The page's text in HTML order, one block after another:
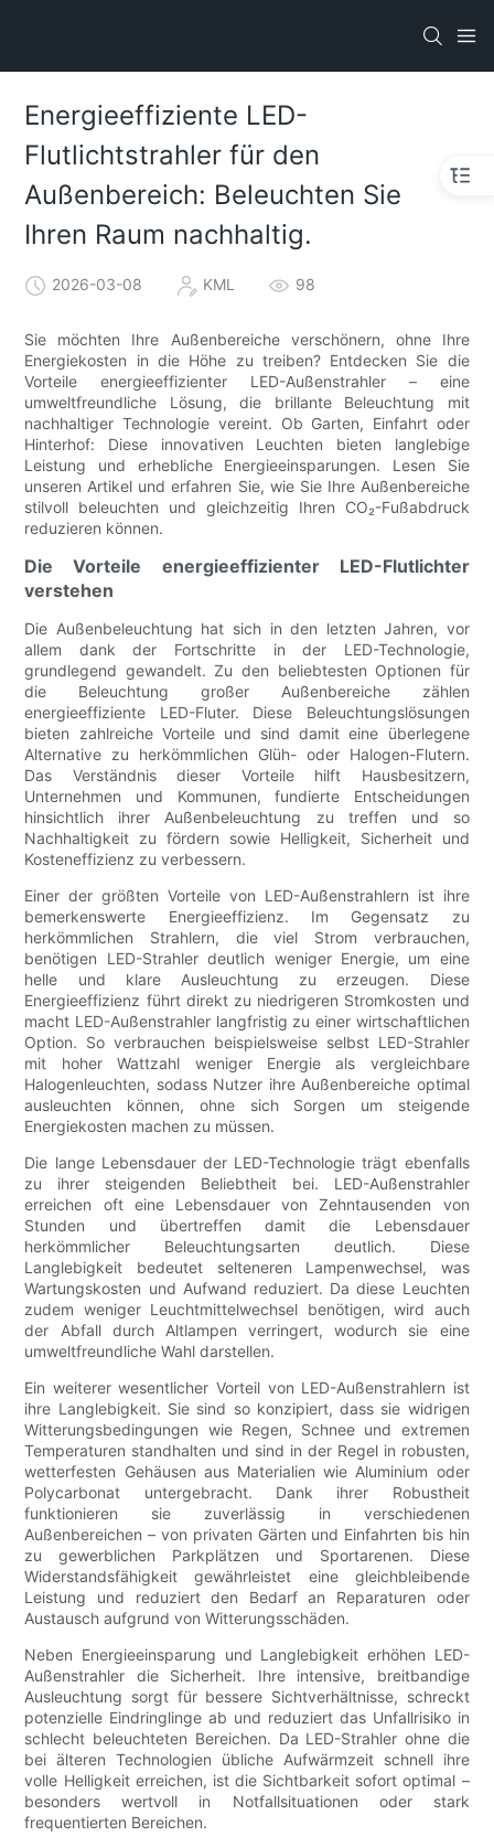
Energieeffiziente LED-
Flutlichtstrahler für den
Außenbereich: Beleuchten Sie
Ihren Raum nachhaltig.
2026-03-08 KML 98
Sie möchten Ihre Außenbereiche verschönern, ohne Ihre
Energiekosten in die Höhe zu treiben? Entdecken Sie die
Vorteile energieeffizienter LED-Außenstrahler – eine
umweltfreundliche Lösung, die brillante Beleuchtung mit
nachhaltiger Technologie vereint. Ob Garten, Einfahrt oder
Hinterhof: Diese innovativen Leuchten bieten langlebige
Leistung und erhebliche Energieeinsparungen. Lesen Sie
unseren Artikel und erfahren Sie, wie Sie Ihre Außenbereiche
stilvoll beleuchten und gleichzeitig Ihren CO₂-Fußabdruck
reduzieren können.
Die Vorteile energieeffizienter LED-Flutlichter
verstehen
Die Außenbeleuchtung hat sich in den letzten Jahren, vor
allem dank der Fortschritte in der LED-Technologie,
grundlegend gewandelt. Zu den beliebtesten Optionen für
die Beleuchtung großer Außenbereiche zählen
energieeffiziente LED-Fluter. Diese Beleuchtungslösungen
bieten zahlreiche Vorteile und sind damit eine überlegene
Alternative zu herkömmlichen Glüh- oder Halogen-Flutern.
Das Verständnis dieser Vorteile hilft Hausbesitzern,
Unternehmen und Kommunen, fundierte Entscheidungen
hinsichtlich ihrer Außenbeleuchtung zu treffen und so
Nachhaltigkeit zu fördern sowie Helligkeit, Sicherheit und
Kosteneffizienz zu verbessern.
Einer der größten Vorteile von LED-Außenstrahlern ist ihre
bemerkenswerte Energieeffizienz. Im Gegensatz zu
herkömmlichen Strahlern, die viel Strom verbrauchen,
benötigen LED-Strahler deutlich weniger Energie, um eine
helle und klare Ausleuchtung zu erzeugen. Diese
Energieeffizienz führt direkt zu niedrigeren Stromkosten und
macht LED-Außenstrahler langfristig zu einer wirtschaftlichen
Option. So verbrauchen beispielsweise selbst LED-Strahler
mit hoher Wattzahl weniger Energie als vergleichbare
Halogenleuchten, sodass Nutzer ihre Außenbereiche optimal
ausleuchten können, ohne sich Sorgen um steigende
Energiekosten machen zu müssen.
Die lange Lebensdauer der LED-Technologie trägt ebenfalls
zu ihrer steigenden Beliebtheit bei. LED-Außenstrahler
erreichen oft eine Lebensdauer von Zehntausenden von
Stunden und übertreffen damit die Lebensdauer
herkömmlicher Beleuchtungsarten deutlich. Diese
Langlebigkeit bedeutet selteneren Lampenwechsel, was
Wartungskosten und Aufwand reduziert. Da diese Leuchten
zudem weniger Leuchtmittelwechsel benötigen, wird auch
der Abfall durch Altlampen verringert, wodurch sie eine
umweltfreundliche Wahl darstellen.
Ein weiterer wesentlicher Vorteil von LED-Außenstrahlern ist
ihre Langlebigkeit. Sie sind so konzipiert, dass sie widrigen
Witterungsbedingungen wie Regen, Schnee und extremen
Temperaturen standhalten und sind in der Regel in robusten,
wetterfesten Gehäusen aus Materialien wie Aluminium oder
Polycarbonat untergebracht. Dank ihrer Robustheit
funktionieren sie zuverlässig in verschiedenen
Außenbereichen – von privaten Gärten und Einfahrten bis hin
zu gewerblichen Parkplätzen und Sportarenen. Diese
Widerstandsfähigkeit gewährleistet eine gleichbleibende
Leistung und reduziert den Bedarf an Reparaturen oder
Austausch aufgrund von Witterungsschäden.
Neben Energieeinsparung und Langlebigkeit erhöhen LED-
Außenstrahler die Sicherheit. Ihre intensive, breitbandige
Ausleuchtung sorgt für bessere Sichtverhältnisse, schreckt
potenzielle Eindringlinge ab und reduziert das Unfallrisiko in
schlecht beleuchteten Bereichen. Da LED-Strahler ohne die
bei älteren Technologien übliche Aufwärmzeit schnell ihre
volle Helligkeit erreichen, ist die Sichtbarkeit sofort optimal –
besonders wertvoll in Notfallsituationen oder stark
frequentierten Bereichen.